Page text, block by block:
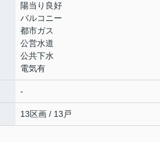
陽当り良好
バルコニー
都市ガス
公営水道
公共下水
電気有
-
13区画 / 13戸